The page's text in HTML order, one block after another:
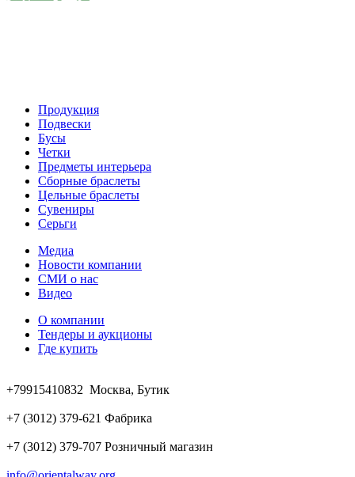
Продукция
Подвески
Бусы
Четки
Предметы интерьера
Сборные браслеты
Цельные браслеты
Сувениры
Серьги
Медиа
Новости компании
СМИ о нас
Видео
О компании
Тендеры и аукционы
Где купить
+79915410832 Москва, Бутик
+7 (3012) 379-621 Фабрика
+7 (3012) 379-707 Розничный магазин